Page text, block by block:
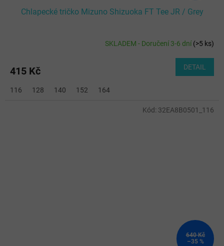
Chlapecké tričko Mizuno Shizuoka FT Tee JR / Grey
SKLADEM - Doručení 3-6 dní(>5 ks)
415 Kč DETAIL
116 128 140 152 164
640 Kč
–35 %
Kód: 32EA8B0501_116